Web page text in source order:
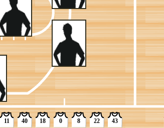
[杰登-麦克丹尼尔斯] 个人犯规
[纳兹-里德] 突破暴扣得分
[小特伦斯-香农] 抢到防守篮板
[达龙-福克斯] 快攻中干拔跳投不中
[卢克-科内特] 抢到防守篮板
[小特伦斯-香农] 快速突破上篮失败
[达龙-福克斯] 命中7英尺的抛投
[安东尼-爱德华兹] 命中25英尺的三分跳投 ([纳兹-里德] 助攻)
[安东尼-爱德华兹] 抢到防守篮板
[迪伦-哈珀] 6英尺处干拔跳投不中
11 40 18 0 8 22 43